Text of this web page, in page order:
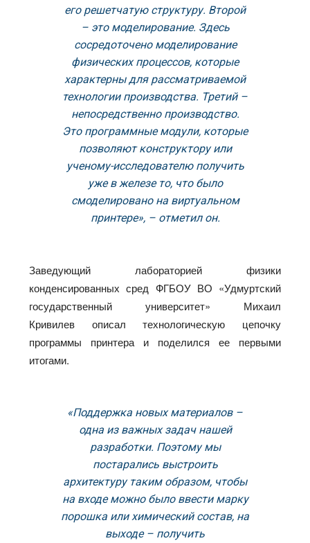
его решетчатую структуру. Второй
– это моделирование. Здесь
сосредоточено моделирование
физических процессов, которые
характерны для рассматриваемой
технологии производства. Третий –
непосредственно производство.
Это программные модули, которые
позволяют конструктору или
ученому-исследователю получить
уже в железе то, что было
смоделировано на виртуальном
принтере», – отметил он.
Заведующий лабораторией физики
конденсированных сред ФГБОУ ВО «Удмуртский
государственный университет» Михаил
Кривилев описал технологическую цепочку
программы принтера и поделился ее первыми
итогами.
«Поддержка новых материалов –
одна из важных задач нашей
разработки. Поэтому мы
постарались выстроить
архитектуру таким образом, чтобы
на входе можно было ввести марку
порошка или химический состав, на
выходе – получить